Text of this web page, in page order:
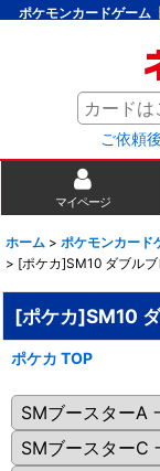
ポケモンカードゲーム
ご依頼
マイページ
ホーム > ポケモンカード
> [ポケカ]SM10 ダブル
[ポケカ]SM10
ポケカ TOP